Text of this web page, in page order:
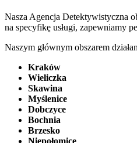
Nasza Agencja Detektywistyczna
na specyfikę usługi, zapewniamy
Naszym głównym obszarem
Kraków
Wieliczka
Skawina
Myślenice
Dobczyce
Bochnia
Brzesko
Niepołomice